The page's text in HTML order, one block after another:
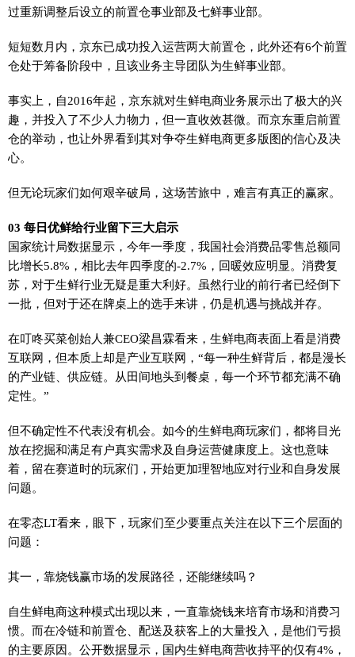
过重新调整后设立的前置仓事业部及七鲜事业部。
短短数月内，京东已成功投入运营两大前置仓，此外还有6个前置
仓处于筹备阶段中，且该业务主导团队为生鲜事业部。
事实上，自2016年起，京东就对生鲜电商业务展示出了极大的兴
趣，并投入了不少人力物力，但一直收效甚微。而京东重启前置
仓的举动，也让外界看到其对争夺生鲜电商更多版图的信心及决
心。
但无论玩家们如何艰辛破局，这场苦旅中，难言有真正的赢家。
03 每日优鲜给行业留下三大启示
国家统计局数据显示，今年一季度，我国社会消费品零售总额同
比增长5.8%，相比去年四季度的-2.7%，回暖效应明显。消费复
苏，对于生鲜行业无疑是重大利好。虽然行业的前行者已经倒下
一批，但对于还在牌桌上的选手来讲，仍是机遇与挑战并存。
在叮咚买菜创始人兼CEO梁昌霖看来，生鲜电商表面上看是消费
互联网，但本质上却是产业互联网，“每一种生鲜背后，都是漫长
的产业链、供应链。从田间地头到餐桌，每一个环节都充满不确
定性。”
但不确定性不代表没有机会。如今的生鲜电商玩家们，都将目光
放在挖掘和满足有户真实需求及自身运营健康度上。这也意味
着，留在赛道时的玩家们，开始更加理智地应对行业和自身发展
问题。
在零态LT看来，眼下，玩家们至少要重点关注在以下三个层面的
问题：
其一，靠烧钱赢市场的发展路径，还能继续吗？
自生鲜电商这种模式出现以来，一直靠烧钱来培育市场和消费习
惯。而在冷链和前置仓、配送及获客上的大量投入，是他们亏损
的主要原因。公开数据显示，国内生鲜电商营收持平的仅有4%，